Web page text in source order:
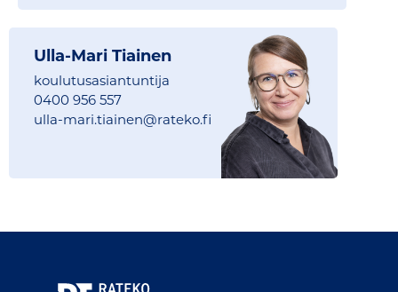
Ulla-Mari Tiainen
koulutusasiantuntija
0400 956 557
ulla-mari.tiainen@rateko.fi